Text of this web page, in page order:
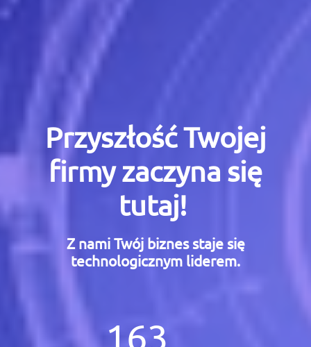
Przyszłość Twojej
firmy zaczyna się
tutaj!
Z nami Twój biznes staje się
technologicznym liderem.
163